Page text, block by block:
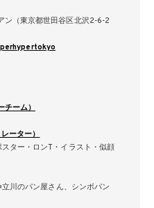
ン（東京都世田谷区北沢2-6-2
ーム）
ーター）
ター・ロンT・イラスト・似顔
川のパン屋さん、シンボパン